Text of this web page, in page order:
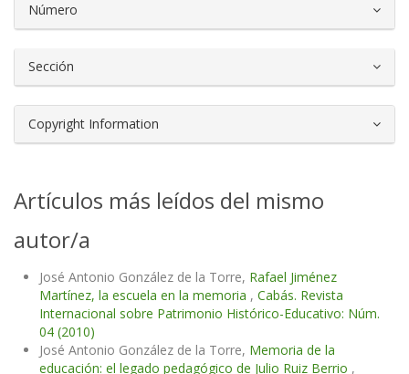
Número
Sección
Copyright Information
Artículos más leídos del mismo
autor/a
José Antonio González de la Torre, Rafael Jiménez
Martínez, la escuela en la memoria , Cabás. Revista
Internacional sobre Patrimonio Histórico-Educativo: Núm.
04 (2010)
José Antonio González de la Torre, Memoria de la
educación: el legado pedagógico de Julio Ruiz Berrio ,